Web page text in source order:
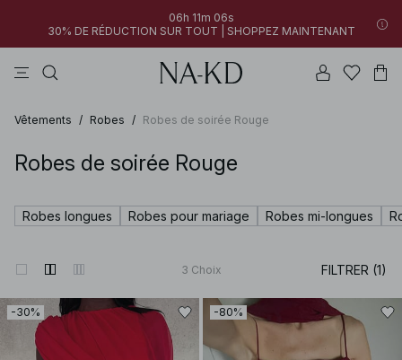
06h 11m 06s
30% DE RÉDUCTION SUR TOUT | SHOPPEZ MAINTENANT
Vêtements / Robes / Robes de soirée Rouge
Robes de soirée Rouge
Robes longues Robes pour mariage Robes mi-longues
3 Choix FILTRER (1)
-30% -80%